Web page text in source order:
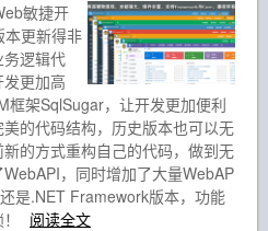
敏捷开
本更新得非
逻辑代
更加高
框架SqlSugar，让开发更加便利
的代码结构，历史版本也可以无
的方式重构自己的代码，做到无
，同时增加了大量WebAP
是.NET Framework版本，功能
阅读全文